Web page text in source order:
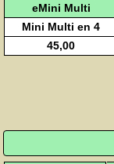
eMini Multi
Mini Multi en 4
45,00